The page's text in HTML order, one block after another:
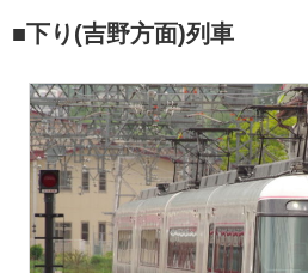
■下り(吉野方面)列車